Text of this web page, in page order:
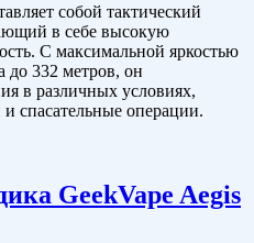
собой тактический
в себе высокую
С максимальной яркостью
до 332 метров, он
в различных условиях,
спасательные операции.​
GeekVape Aegis